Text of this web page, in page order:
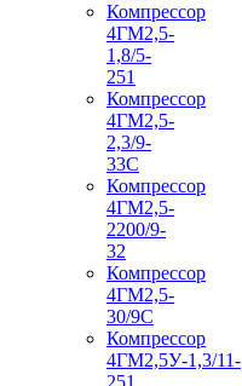
Компрессор
4ГМ2,5-
1,8/5-
251
Компрессор
4ГМ2,5-
2,3/9-
33С
Компрессор
4ГМ2,5-
2200/9-
32
Компрессор
4ГМ2,5-
30/9С
Компрессор
4ГМ2,5У-1,3/11-
251